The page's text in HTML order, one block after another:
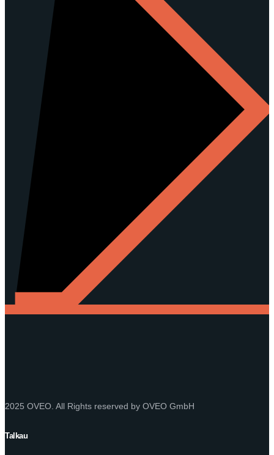
2025 OVEO. All Rights reserved by OVEO GmbH
Talkau